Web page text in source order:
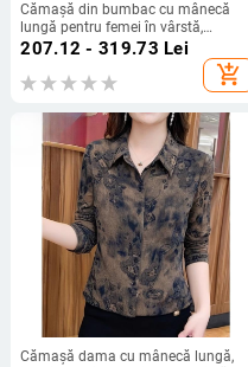
Cămașă din bumbac cu mânecă
lungă pentru femei în vârstă,
primăvară-toamnă, stil casual
207.12 - 319.73 Lei
add_shopping_cart
Cămașă dama cu mânecă lungă,